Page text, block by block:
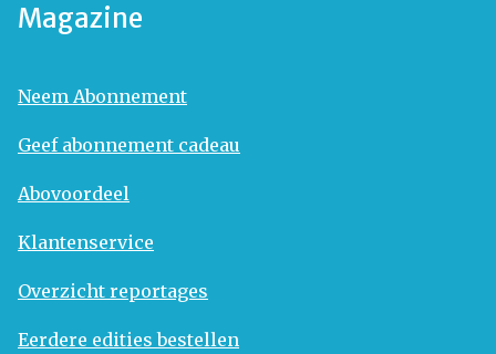
Magazine
Neem Abonnement
Geef abonnement cadeau
Abovoordeel
Klantenservice
Overzicht reportages
Eerdere edities bestellen